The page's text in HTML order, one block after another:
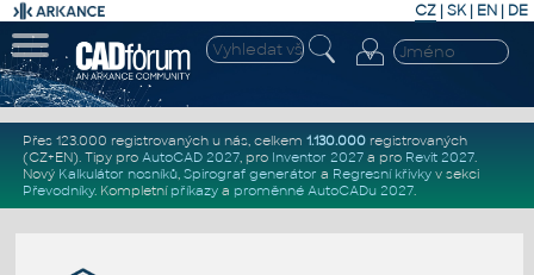
CZ | SK| EN | DE
Přes 123.000 registrovaných u nás, celkem 1.130.000registrovaných
(CZ+EN). Tipy pro AutoCAD 2027, pro Inventor 2027a pro Revit 2027.
Nový Kalkulátor nosníků, Spirograf generátor a Regresní křivkyv sekci
Převodníky. Kompletní příkazya proměnné AutoCADu 2027.